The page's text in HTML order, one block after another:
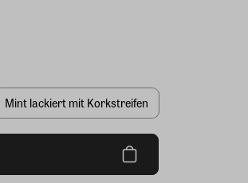
Mint lackiert mit Korkstreifen